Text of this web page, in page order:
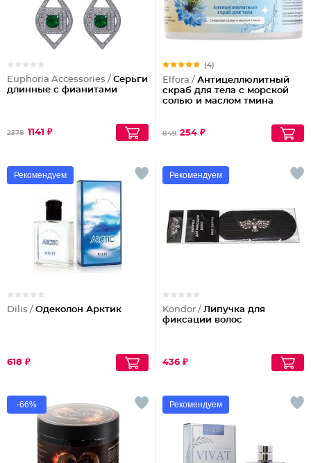
Euphoria Accessories / Серьги
длинные с фианитами
2378 1141 ₽
(4)
Elfora / Антицеллюлитный
скраб для тела с морской
солью и маслом тмина
849 254 ₽
Рекомендуем
Dilis / Одеколон Арктик
618 ₽
Рекомендуем
Kondor / Липучка для
фиксации волос
436 ₽
-66% Рекомендуем